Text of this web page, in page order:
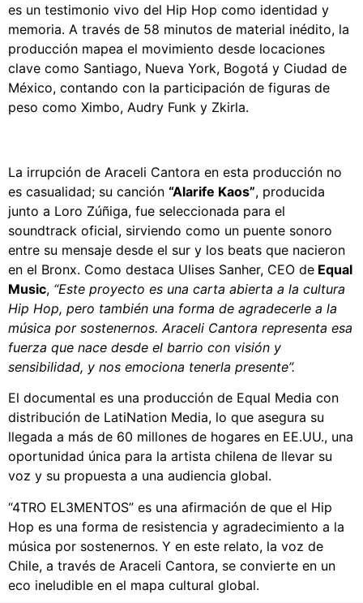
es un testimonio vivo del Hip Hop como identidad y
memoria. A través de 58 minutos de material inédito, la
producción mapea el movimiento desde locaciones
clave como Santiago, Nueva York, Bogotá y Ciudad de
México, contando con la participación de figuras de
peso como Ximbo, Audry Funk y Zkirla.
La irrupción de Araceli Cantora en esta producción no
es casualidad; su canción “Alarife Kaos”, producida
junto a Loro Zúñiga, fue seleccionada para el
soundtrack oficial, sirviendo como un puente sonoro
entre su mensaje desde el sur y los beats que nacieron
en el Bronx. Como destaca Ulises Sanher, CEO de Equal
Music, “Este proyecto es una carta abierta a la cultura
Hip Hop, pero también una forma de agradecerle a la
música por sostenernos. Araceli Cantora representa esa
fuerza que nace desde el barrio con visión y
sensibilidad, y nos emociona tenerla presente”.
El documental es una producción de Equal Media con
distribución de LatiNation Media, lo que asegura su
llegada a más de 60 millones de hogares en EE.UU., una
oportunidad única para la artista chilena de llevar su
voz y su propuesta a una audiencia global.
“4TRO EL3MENTOS” es una afirmación de que el Hip
Hop es una forma de resistencia y agradecimiento a la
música por sostenernos. Y en este relato, la voz de
Chile, a través de Araceli Cantora, se convierte en un
eco ineludible en el mapa cultural global.